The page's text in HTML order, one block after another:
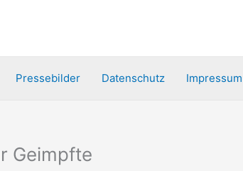
Pressebilder Datenschutz Impressum
Geimpfte